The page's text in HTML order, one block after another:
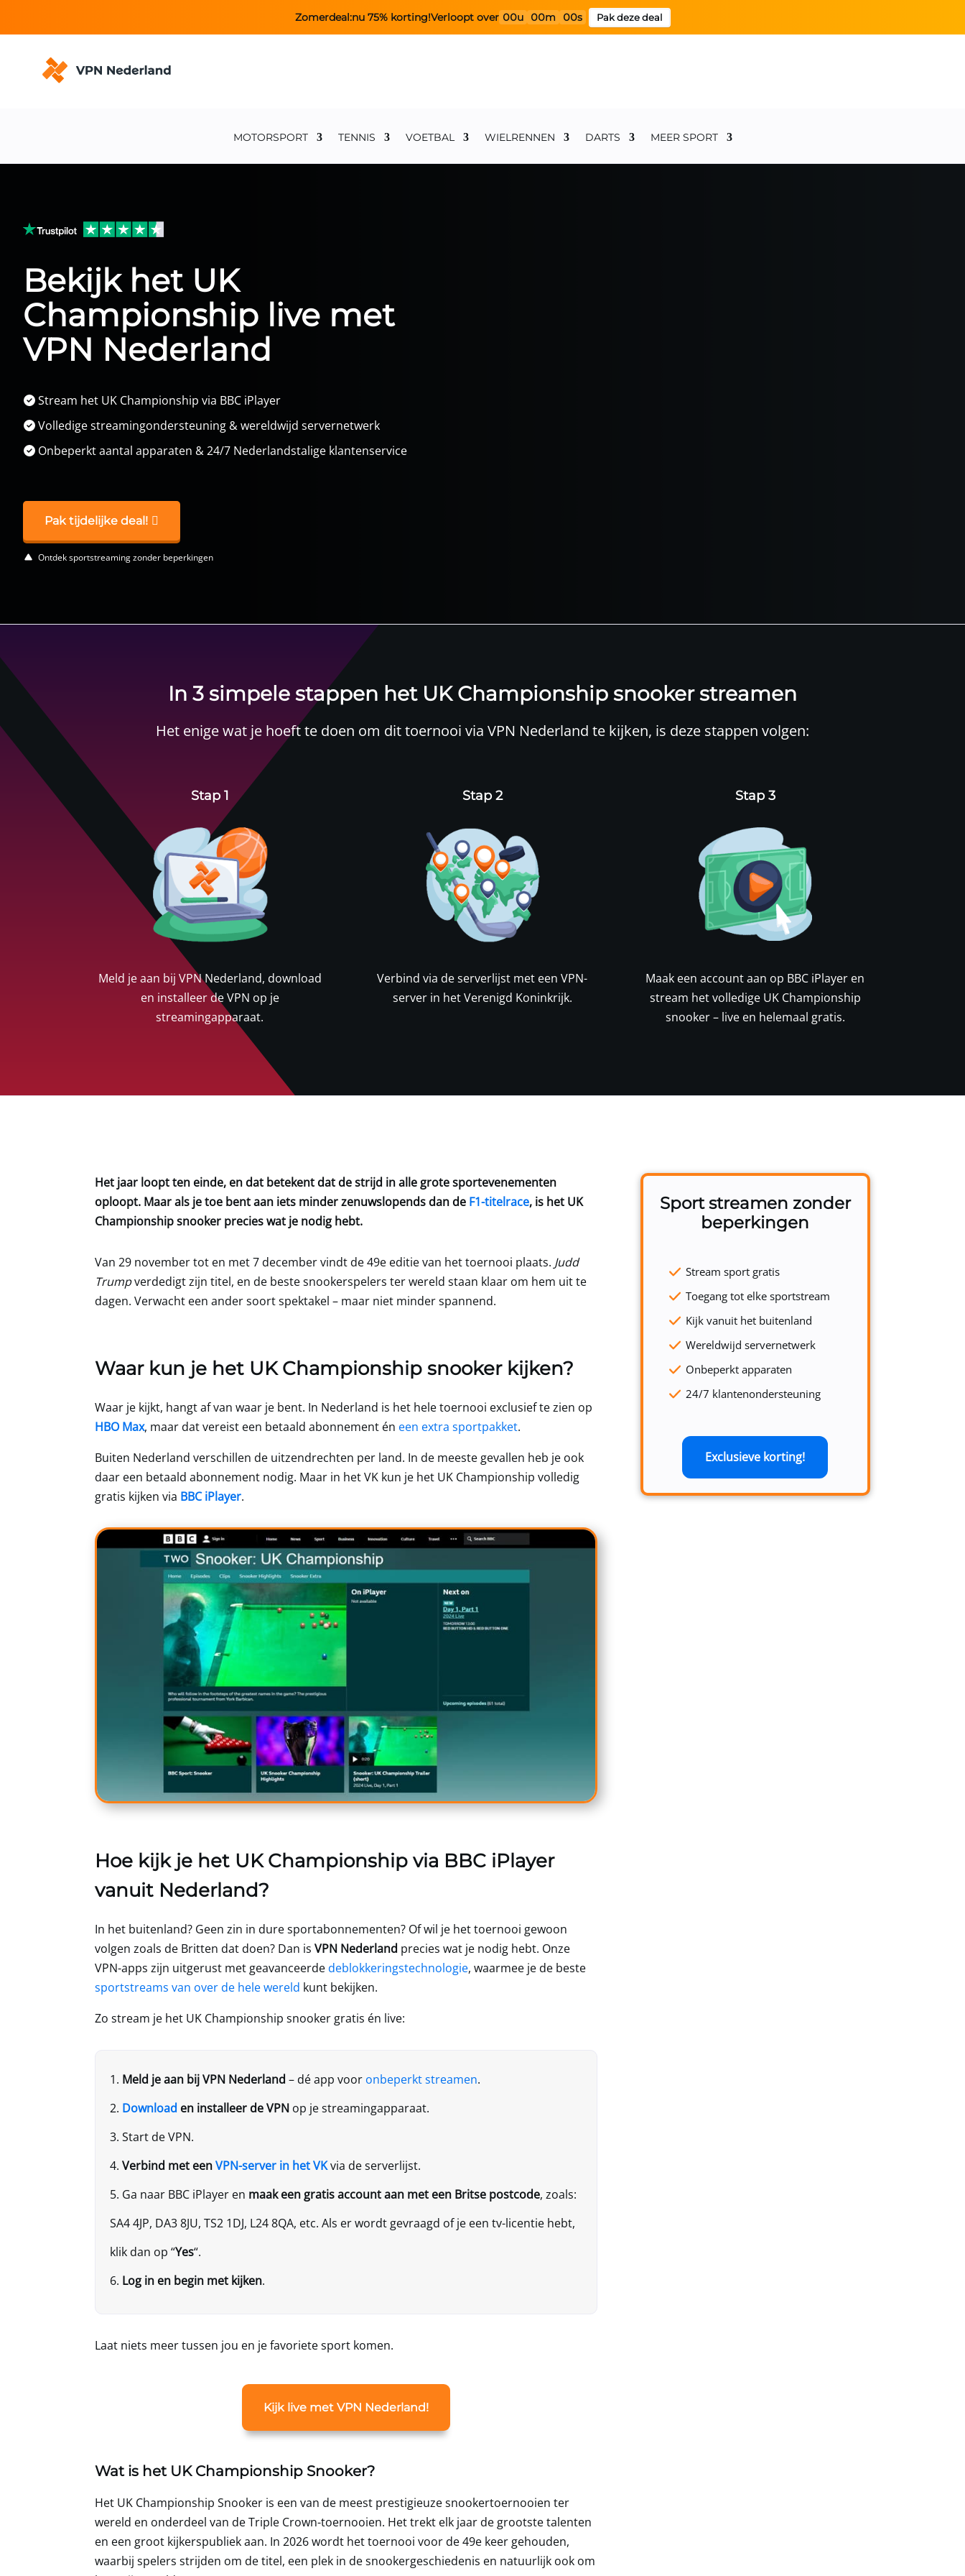
Zomerdeal:nu 75% korting!Verloopt over 00u 00m 00s Pak deze deal
MOTORSPORT TENNIS VOETBAL WIELRENNEN DARTS MEER SPORT
Bekijk het UK
Championship live met
VPN Nederland
Stream het UK Championship via BBC iPlayer
Volledige streamingondersteuning & wereldwijd servernetwerk
Onbeperkt aantal apparaten & 24/7 Nederlandstalige klantenservice
Pak tijdelijke deal!
Ontdek sportstreaming zonder beperkingen
In 3 simpele stappen het UK Championship snooker streamen
Het enige wat je hoeft te doen om dit toernooi via VPN Nederland te kijken, is deze stappen volgen:
Stap 1
Meld je aan bij VPN Nederland, download
en installeer de VPN op je
streamingapparaat.
Stap 2
Verbind via de serverlijst met een VPN-
server in het Verenigd Koninkrijk.
Stap 3
Maak een account aan op BBC iPlayer en
stream het volledige UK Championship
snooker – live en helemaal gratis.
Het jaar loopt ten einde, en dat betekent dat de strijd in alle grote sportevenementen
oploopt. Maar als je toe bent aan iets minder zenuwslopends dan de F1-titelrace, is het UK
Championship snooker precies wat je nodig hebt.
Van 29 november tot en met 7 december vindt de 49e editie van het toernooi plaats. Judd
Trumpverdedigt zijn titel, en de beste snookerspelers ter wereld staan klaar om hem uit te
dagen. Verwacht een ander soort spektakel – maar niet minder spannend.
Waar kun je het UK Championship snooker kijken?
Waar je kijkt, hangt af van waar je bent. In Nederland is het hele toernooi exclusief te zien op
HBO Max, maar dat vereist een betaald abonnement én een extra sportpakket.
Buiten Nederland verschillen de uitzendrechten per land. In de meeste gevallen heb je ook
daar een betaald abonnement nodig. Maar in het VK kun je het UK Championship volledig
gratis kijken via BBC iPlayer.
Hoe kijk je het UK Championship via BBC iPlayer
vanuit Nederland?
In het buitenland? Geen zin in dure sportabonnementen? Of wil je het toernooi gewoon
volgen zoals de Britten dat doen? Dan is VPN Nederland precies wat je nodig hebt. Onze
VPN-apps zijn uitgerust met geavanceerdedeblokkeringstechnologie, waarmee je de beste
sportstreams van over de hele wereld kunt bekijken.
Zo stream je het UK Championship snooker gratis én live:
Meld je aan bij VPN Nederland – dé app voor onbeperkt streamen.
Download en installeer de VPN op je streamingapparaat.
Start de VPN.
Verbind met eenVPN-server in het VKvia de serverlijst.
Ga naar BBC iPlayer en maak een gratis account aan met een Britse postcode, zoals:
SA4 4JP, DA3 8JU, TS2 1DJ, L24 8QA, etc. Als er wordt gevraagd of je een tv-licentie hebt,
klik dan op “Yes“.
Log in en begin met kijken.
Laat niets meer tussen jou en je favoriete sport komen.
Kijk live met VPN Nederland!
Wat is het UK Championship Snooker?
Het UK Championship Snooker is een van de meest prestigieuze snookertoernooien ter
wereld en onderdeel van de Triple Crown-toernooien. Het trekt elk jaar de grootste talenten
en een groot kijkerspubliek aan. In 2026 wordt het toernooi voor de 49e keer gehouden,
waarbij spelers strijden om de titel, een plek in de snookergeschiedenis en natuurlijk ook om
Sport streamen zonder
beperkingen
Stream sport gratis
Toegang tot elke sportstream
Kijk vanuit het buitenland
Wereldwijd servernetwerk
Onbeperkt apparaten
24/7 klantenondersteuning
Exclusieve korting!